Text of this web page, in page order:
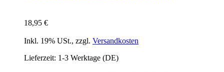
18,95 €
Inkl. 19% USt., zzgl. Versandkosten
Lieferzeit: 1-3 Werktage (DE)